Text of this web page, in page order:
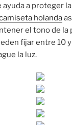
a proteger
holanda
el tono de la
fijar entre 10
la luz.